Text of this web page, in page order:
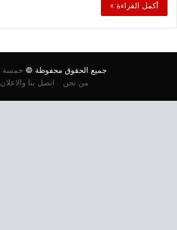
أكمل القراءة »
جميع الحقوق محفوظة © خمسة
من نحن
اتصل بنا والاعلان